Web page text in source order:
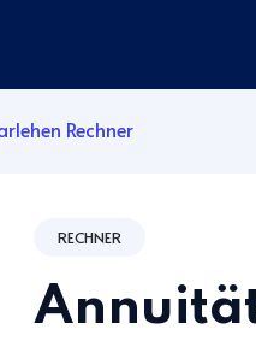
Rechner
RECHNER